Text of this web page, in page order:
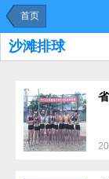
首页
沙滩排球